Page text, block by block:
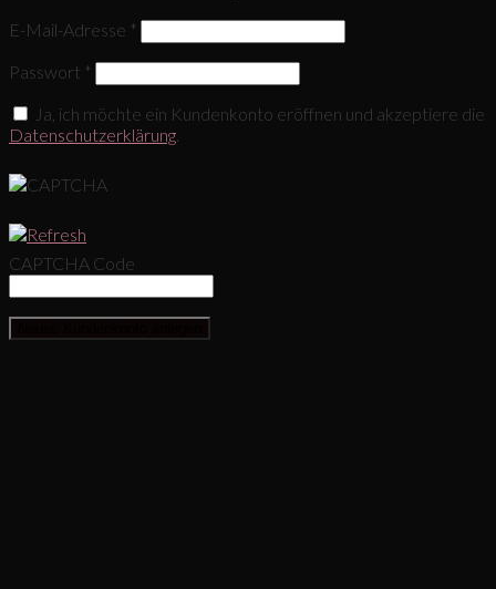
E-Mail-Adresse *
Passwort *
Ja, ich möchte ein Kundenkonto eröffnen und akzeptiere die
Datenschutzerklärung
CAPTCHA Code